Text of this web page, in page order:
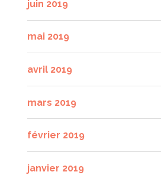
juin 2019
mai 2019
avril 2019
mars 2019
février 2019
janvier 2019